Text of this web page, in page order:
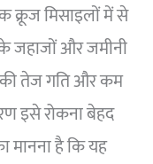
क्रूज मिसाइलों में से
जहाजों और जमीनी
तेज गति और कम
इसे रोकना बेहद
मानना है कि यह